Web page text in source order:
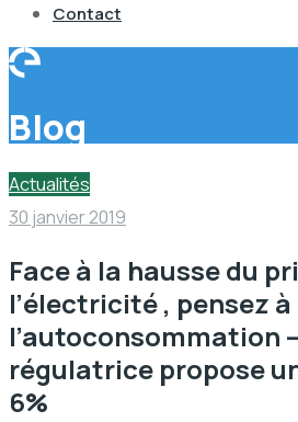
Contact
Blog
Actualités
30 janvier 2019
Face à la hausse du
l’électricité , pensez à
l’autoconsommation
régulatrice propose
6%